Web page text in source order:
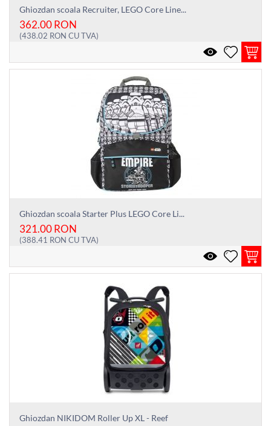
Ghiozdan scoala Recruiter, LEGO Core Line...
362.00RON
(438.02 RON CU TVA)
Ghiozdan scoala Starter Plus LEGO Core Li...
321.00RON
(388.41 RON CU TVA)
Ghiozdan NIKIDOM Roller Up XL - Reef